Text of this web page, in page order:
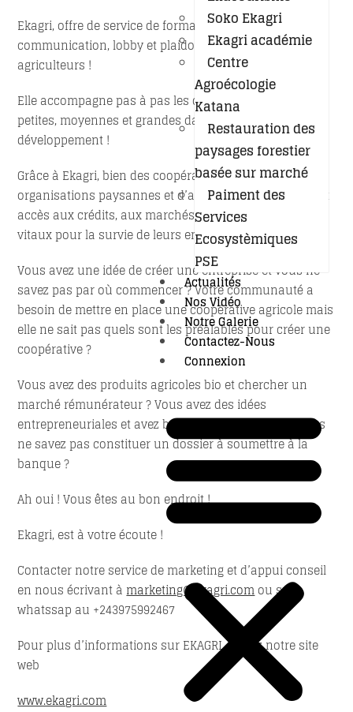
Soko Ekagri
Ekagri académie
Centre
Agroécologie
Katana
Restauration des
paysages forestier
basée sur marché
Paiment des
Services
Ecosystèmiques
PSE
Actualités
Nos Vidéo
Notre Galerie
Contactez-Nous
Connexion
Ekagri, offre de service de formations en marketing,
communication, lobby et plaidoyer adapté aux
agriculteurs !
Elle accompagne pas à pas les coopératives agricoles,
petites, moyennes et grandes dans leurs processus de
développement !
Grâce à Ekagri, bien des coopératives agricoles,
organisations paysannes et d’autres entrepreneurs ont
accès aux crédits, aux marchés et à d’autres services
vitaux pour la survie de leurs entreprises !
Vous avez une idée de créer une entreprise et vous ne
savez pas par où commencer ? Votre communauté a
besoin de mettre en place une coopérative agricole mais
elle ne sait pas quels sont les préalables pour créer une
coopérative ?
Vous avez des produits agricoles bio et chercher un
marché rémunérateur ? Vous avez des idées
entrepreneuriales et avez besoin d’un crédit mais vous
ne savez pas constituer un dossier à soumettre à la
banque ?
Ah oui ! Vous êtes au bon endroit !
Ekagri, est à votre écoute !
Contacter notre service de marketing et d’appui conseil
en nous écrivant àmarketing@ekagri.comou sur
whatssap au +243975992467
Pour plus d’informations sur EKAGRI, visitez notre site
web
www.ekagri.com